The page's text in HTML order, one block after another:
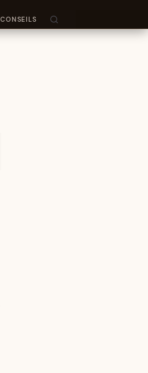
CONSEILS